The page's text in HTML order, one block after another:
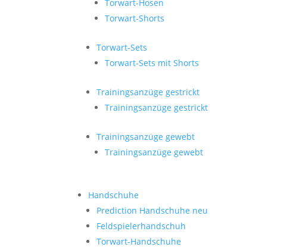
Torwart-Hosen
Torwart-Shorts
Torwart-Sets
Torwart-Sets mit Shorts
Trainingsanzüge gestrickt
Trainingsanzüge gestrickt
Trainingsanzüge gewebt
Trainingsanzüge gewebt
Handschuhe
Prediction Handschuhe neu
Feldspielerhandschuh
Torwart-Handschuhe